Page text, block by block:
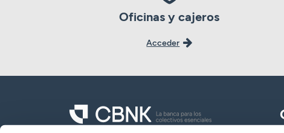
Oficinas y cajeros
Acceder